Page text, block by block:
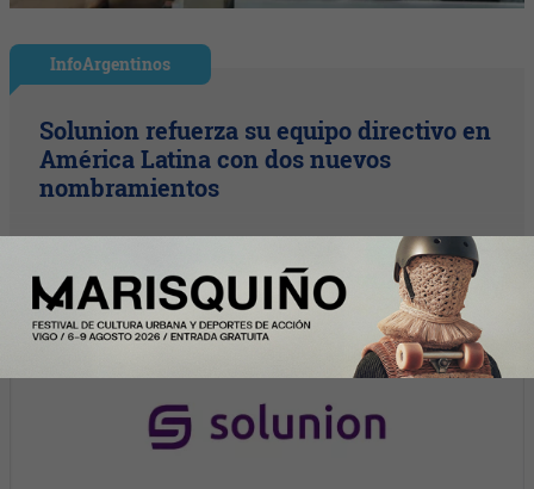
InfoArgentinos
Solunion refuerza su equipo directivo en
América Latina con dos nuevos
nombramientos